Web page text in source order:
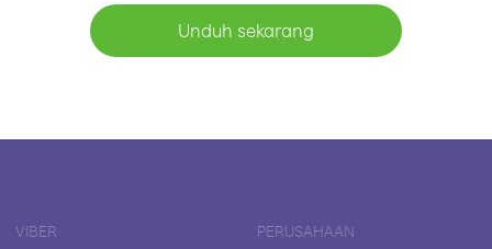
Unduh sekarang
VIBER PERUSAHAAN